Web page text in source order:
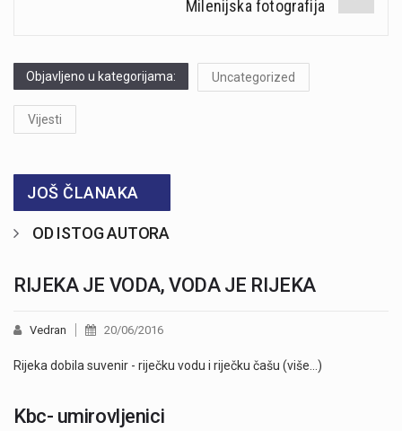
Milenijska fotografija
Objavljeno u kategorijama: Uncategorized
Vijesti
JOŠ ČLANAKA
OD ISTOG AUTORA
RIJEKA JE VODA, VODA JE RIJEKA
Vedran 20/06/2016
Rijeka dobila suvenir - riječku vodu i riječku čašu (više…)
Kbc- umirovljenici